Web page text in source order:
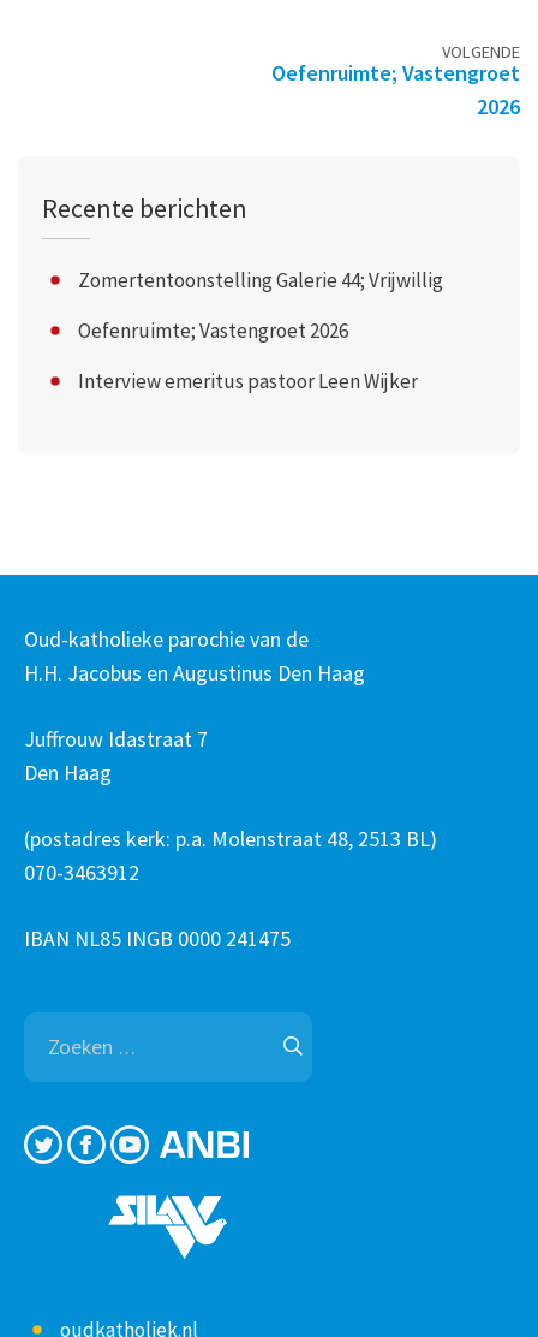
VOLGENDE
Oefenruimte; Vastengroet
2026
Recente berichten
Zomertentoonstelling Galerie 44; Vrijwillig
Oefenruimte; Vastengroet 2026
Interview emeritus pastoor Leen Wijker
Oud-katholieke parochie van de
H.H. Jacobus en Augustinus Den Haag
Juffrouw Idastraat 7
Den Haag
(postadres kerk: p.a. Molenstraat 48, 2513 BL)
070-3463912
IBAN NL85 INGB 0000 241475
Zoeken
naar:
oudkatholiek.nl